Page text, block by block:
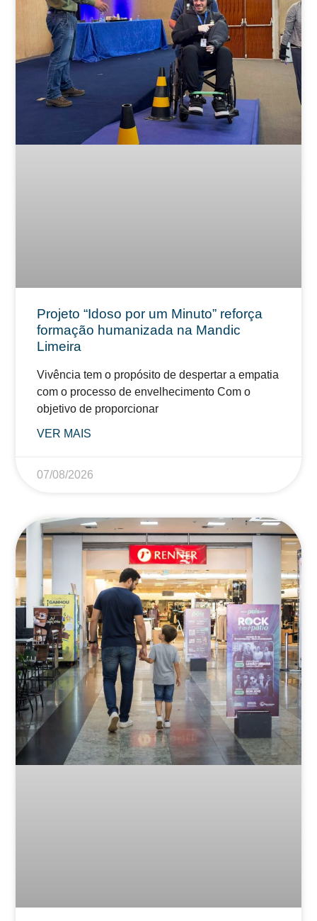
Projeto “Idoso por um Minuto” reforça
formação humanizada na Mandic
Limeira
Vivência tem o propósito de despertar a empatia
com o processo de envelhecimento Com o
objetivo de proporcionar
VER MAIS
07/08/2026